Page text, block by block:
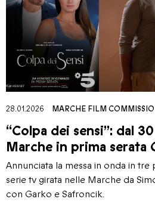
28.01.2026 MARCHE FILM
“Colpa dei sensi”: dal
Marche in prima serata
Annunciata la messa in onda in
serie tv girata nelle Marche da
con Garko e Safroncik.